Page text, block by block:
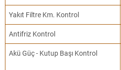
Yakıt Filtre Km. Kontrol
Antifriz Kontrol
Akü Güç - Kutup Başı Kontrol